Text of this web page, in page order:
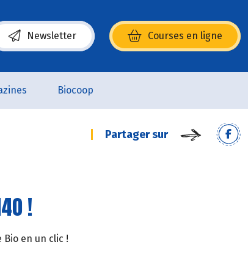
Newsletter Courses en ligne
dans une nouvelle fenêtre)
Biocoop
Partager sur
!
en un clic !